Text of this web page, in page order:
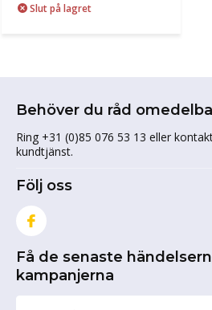
Slut på lagret
Behöver du råd
Ring +31 (0)85 076 53 13 eller
kundtjänst.
Följ oss
Få de senaste
kampanjerna